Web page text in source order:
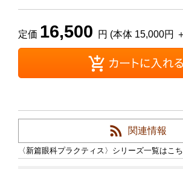
定価 16,500 円 (本体 15,000円
関連情報
〈新篇眼科プラクティス〉シリーズ一覧はこ